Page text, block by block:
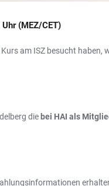
(MEZ/CET)
am ISZ besucht
diebei HAI als